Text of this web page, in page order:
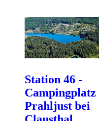
Station 46 -
Campingplatz
Prahljust bei